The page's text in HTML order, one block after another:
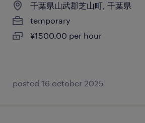
千葉県山武郡芝山町, 千葉県
temporary
¥1500.00 per hour
posted 16 october 2025